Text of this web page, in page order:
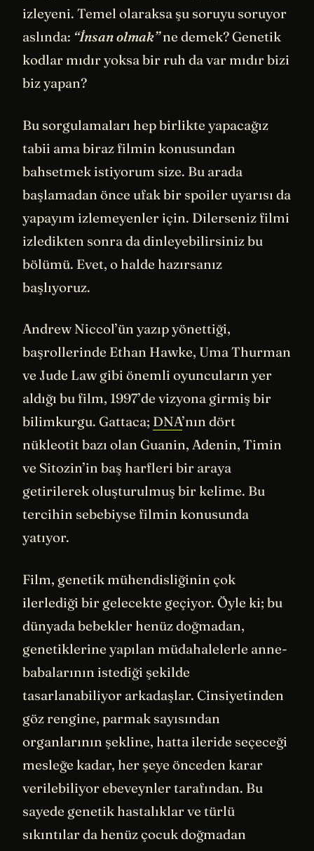
izleyeni. Temel olaraksa şu soruyu soruyor
aslında: “İnsan olmak”ne demek? Genetik
kodlar mıdır yoksa bir ruh da var mıdır bizi
biz yapan?
Bu sorgulamaları hep birlikte yapacağız
tabii ama biraz filmin konusundan
bahsetmek istiyorum size. Bu arada
başlamadan önce ufak bir spoiler uyarısı da
yapayım izlemeyenler için. Dilerseniz filmi
izledikten sonra da dinleyebilirsiniz bu
bölümü. Evet, o halde hazırsanız
başlıyoruz.
Andrew Niccol’ün yazıp yönettiği,
başrollerinde Ethan Hawke, Uma Thurman
ve Jude Law gibi önemli oyuncuların yer
aldığı bu film, 1997’de vizyona girmiş bir
bilimkurgu. Gattaca; DNA’nın dört
nükleotit bazı olan Guanin, Adenin, Timin
ve Sitozin’in baş harfleri bir araya
getirilerek oluşturulmuş bir kelime. Bu
tercihin sebebiyse filmin konusunda
yatıyor.
Film, genetik mühendisliğinin çok
ilerlediği bir gelecekte geçiyor. Öyle ki; bu
dünyada bebekler henüz doğmadan,
genetiklerine yapılan müdahalelerle anne-
babalarının istediği şekilde
tasarlanabiliyor arkadaşlar. Cinsiyetinden
göz rengine, parmak sayısından
organlarının şekline, hatta ileride seçeceği
mesleğe kadar, her şeye önceden karar
verilebiliyor ebeveynler tarafından. Bu
sayede genetik hastalıklar ve türlü
sıkıntılar da henüz çocuk doğmadan